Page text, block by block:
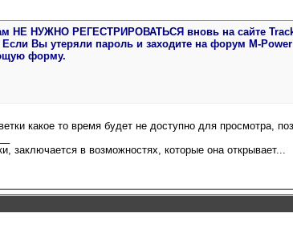
НЕ НУЖНО РЕГЕСТРИРОВАТЬСЯ вновь на сайте
Вы утеряли пароль и заходите на форум M-
форму.
какое то время будет не доступно для просмотра,
заключается в возможностях, которые она открывает...